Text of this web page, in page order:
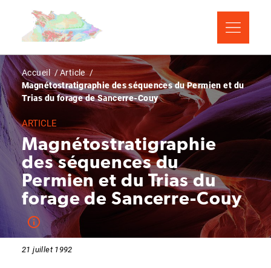
contenu
Fil
d'Ariane
Accueil
Article
Magnétostratigraphie des séquences du Permien et du
Trias du forage de Sancerre-Couy
ARTICLE
Magnétostratigraphie
des séquences du
Permien et du Trias du
forage de Sancerre-Couy
21 juillet 1992